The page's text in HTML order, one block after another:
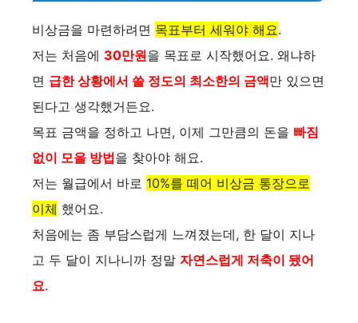
비상금을 마련하려면 목표부터 세워야 해요.
저는 처음에 30만원을 목표로 시작했어요. 왜냐하
면 급한 상황에서 쓸 정도의 최소한의 금액만 있으면
된다고 생각했거든요.
목표 금액을 정하고 나면, 이제 그만큼의 돈을 빠짐
없이 모을 방법을 찾아야 해요.
저는 월급에서 바로 10%를 떼어 비상금 통장으로
이체 했어요.
처음에는 좀 부담스럽게 느껴졌는데, 한 달이 지나
고 두 달이 지나니까 정말 자연스럽게 저축이 됐어
요.